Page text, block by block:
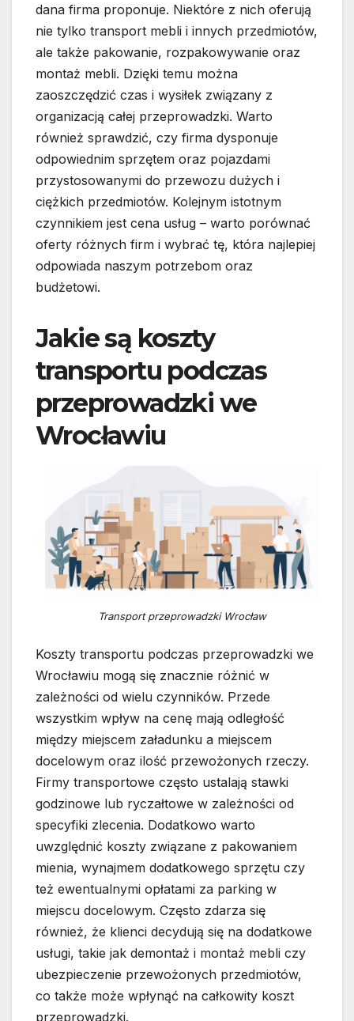
dana firma proponuje. Niektóre z nich oferują
nie tylko transport mebli i innych przedmiotów,
ale także pakowanie, rozpakowywanie oraz
montaż mebli. Dzięki temu można
zaoszczędzić czas i wysiłek związany z
organizacją całej przeprowadzki. Warto
również sprawdzić, czy firma dysponuje
odpowiednim sprzętem oraz pojazdami
przystosowanymi do przewozu dużych i
ciężkich przedmiotów. Kolejnym istotnym
czynnikiem jest cena usług – warto porównać
oferty różnych firm i wybrać tę, która najlepiej
odpowiada naszym potrzebom oraz
budżetowi.
Jakie są koszty
transportu podczas
przeprowadzki we
Wrocławiu
Transport przeprowadzki Wrocław
Koszty transportu podczas przeprowadzki we
Wrocławiu mogą się znacznie różnić w
zależności od wielu czynników. Przede
wszystkim wpływ na cenę mają odległość
między miejscem załadunku a miejscem
docelowym oraz ilość przewożonych rzeczy.
Firmy transportowe często ustalają stawki
godzinowe lub ryczałtowe w zależności od
specyfiki zlecenia. Dodatkowo warto
uwzględnić koszty związane z pakowaniem
mienia, wynajmem dodatkowego sprzętu czy
też ewentualnymi opłatami za parking w
miejscu docelowym. Często zdarza się
również, że klienci decydują się na dodatkowe
usługi, takie jak demontaż i montaż mebli czy
ubezpieczenie przewożonych przedmiotów,
co także może wpłynąć na całkowity koszt
przeprowadzki.